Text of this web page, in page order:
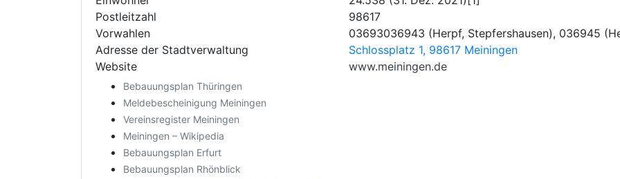
Postleitzahl
98617
Vorwahlen
03693036943 (Herpf, Stepfershausen), 036945
Adresse der Stadtverwaltung
Schlossplatz 1, 98617 Meiningen
Website
www.meiningen.de
Bebauungsplan Thüringen
Meldebescheinigung Meiningen
Vereinsregister Meiningen
Meiningen – Wikipedia
Bebauungsplan Erfurt
Bebauungsplan Rhönblick